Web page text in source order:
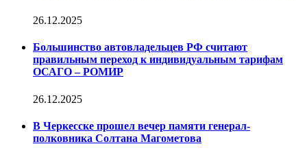
26.12.2025
Большинство автовладельцев РФ считают
правильным переход к индивидуальным тарифам
ОСАГО – РОМИР
26.12.2025
В Черкесске прошел вечер памяти генерал-
полковника Солтана Магометова